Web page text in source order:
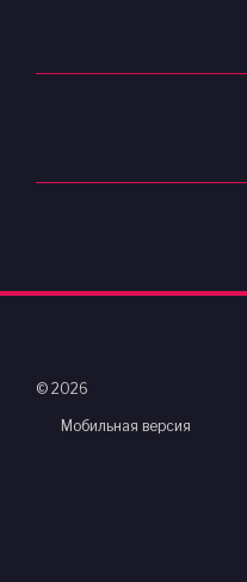
© 2026
Мобильная версия